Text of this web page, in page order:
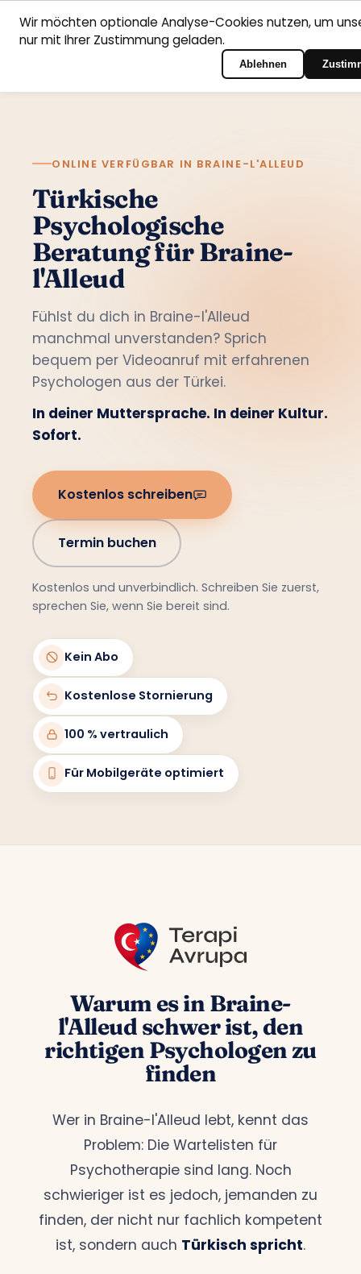
StartseiteFachbereichePsychologen
Deutsch Zum Portal-Login
ONLINE VERFÜGBAR IN BRAINE-L'ALLEUD
Türkische
Psychologische
Beratung für Braine-
l'Alleud
Fühlst du dich in Braine-l'Alleud
manchmal unverstanden? Sprich
bequem per Videoanruf mit erfahrenen
Psychologen aus der Türkei.
In deiner Muttersprache. In deiner Kultur.
Sofort.
Kostenlos schreiben
Termin buchen
Kostenlos und unverbindlich. Schreiben Sie zuerst,
sprechen Sie, wenn Sie bereit sind.
Kein Abo
Kostenlose Stornierung
100 % vertraulich
Für Mobilgeräte optimiert
Warum es in Braine-
l'Alleud schwer ist, den
richtigen Psychologen zu
finden
Wer in Braine-l'Alleud lebt, kennt das
Problem: Die Wartelisten für
Psychotherapie sind lang. Noch
schwieriger ist es jedoch, jemanden zu
finden, der nicht nur fachlich kompetent
ist, sondern auch Türkisch spricht.
Wir möchten optionale Analyse-Cookies nutzen, um
nur mit Ihrer Zustimmung geladen.
Ablehnen